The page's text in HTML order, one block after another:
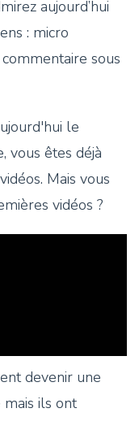
aujourd’hui
: micro
sous
le
vous êtes déjà
Mais vous
vidéos ?
devenir une
ils ont